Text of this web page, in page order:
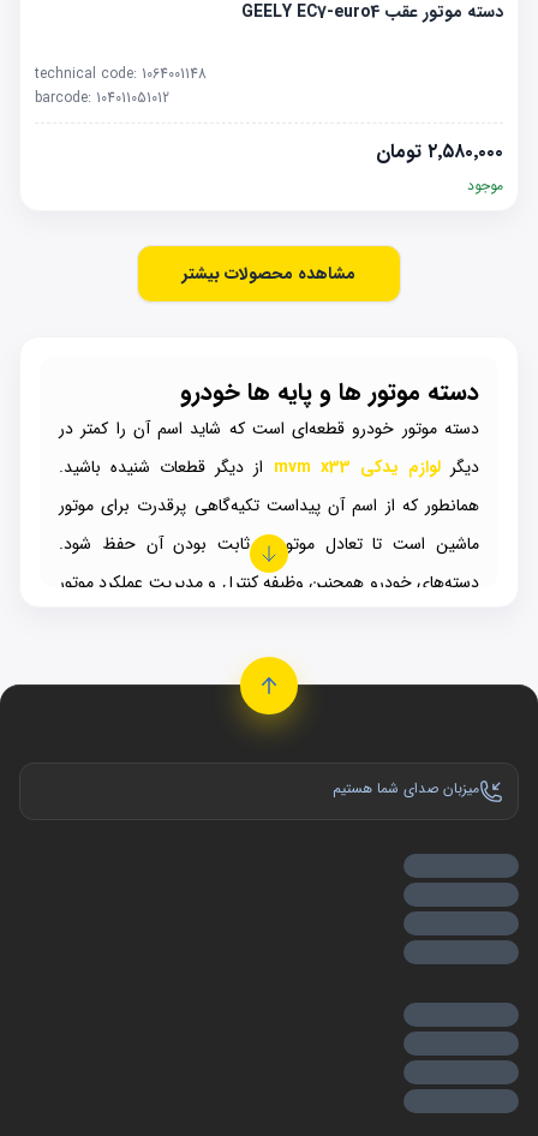
دسته موتور عقب GEELY EC7-euro4
technical code: 1064001148
barcode: 104011051012
۲٬۵۸۰٬۰۰۰ تومان
موجود
مشاهده محصولات بیشتر
دسته موتور ها و پایه ها خودرو
دسته موتور خودرو قطعه‌ای است که شاید اسم آن را کمتر در
دیگرلوازم یدکی mvm x33
از دیگر قطعات شنیده باشید.
همانطور که از اسم آن پیداست تکیه‌گاهی پرقدرت برای موتور
ماشین است تا تعادل موتور و ثابت بودن آن حفظ شود.
دسته‌های خودرو همچنین وظیفه کنترل و مدیریت عملکرد موتور
مسئول کنترل و مدیریت عملکرد موتور هستند.
پایه‌های خودرو
پایه‌های خودرو قطعاتی هستند که موتور را به
متصل می‌کنند. این پایه‌ها عملکرد مشابهی با دسته موتور دارند و
چدن ساخته شده‌اند، تا ارتعاشات را جذب کنند و شدت انتقال
آن‌ها به شاسی خودرو را کاهش دهند.
وظایف دسته موتور و پایه‌های خودرو
احتراق سوخت در داخل موتور
جلوگیری از حرکت‌های زیاد موتور به دلیل نیرو‌های بوجود آمده
در جاده
میزبان صدای شما هستیم